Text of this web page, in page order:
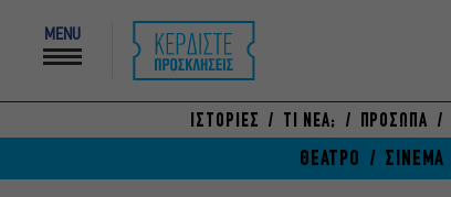
MENU
ΙΣΤΟΡΙΕΣ ΤΙ ΝΕΑ; ΠΡΟΣΩΠΑ
ΘΕΑΤΡΟ ΣΙΝΕΜΑ